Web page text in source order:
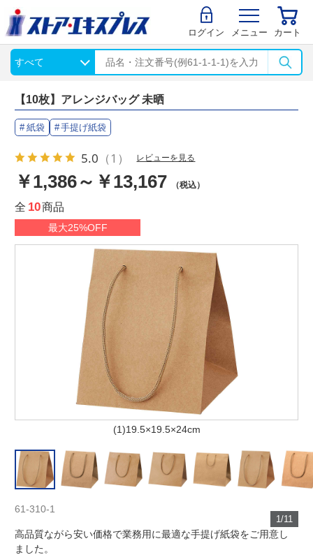
ログイン メニュー カート
【10枚】アレンジバッグ 未晒
紙袋 手提げ紙袋
5.0 （1） レビューを見る
￥1,386～￥13,167 （税込）
全 10商品
最大25%OFF
(1)19.5×19.5×24cm
1/11
61-310-1
高品質ながら安い価格で業務用に最適な手提げ紙袋をご用意し
ました。